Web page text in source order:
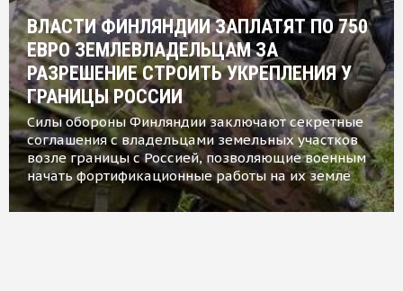
ВЛАСТИ ФИНЛЯНДИИ ЗАПЛАТЯТ ПО 750
ЕВРО ЗЕМЛЕВЛАДЕЛЬЦАМ ЗА
РАЗРЕШЕНИЕ СТРОИТЬ УКРЕПЛЕНИЯ У
ГРАНИЦЫ РОССИИ
Силы обороны Финляндии заключают секретные
соглашения с владельцами земельных участков
возле границы с Россией, позволяющие военным
начать фортификационные работы на их земле